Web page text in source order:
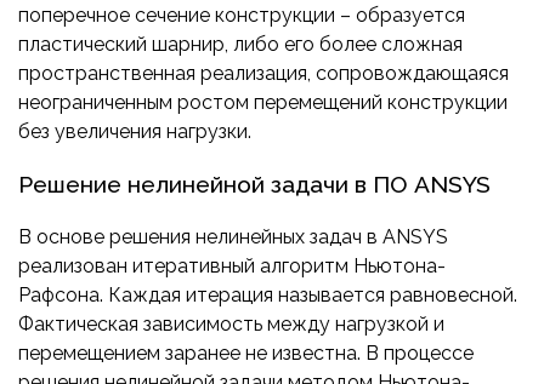
поперечное сечение конструкции – образуется
пластический шарнир, либо его более сложная
пространственная реализация, сопровождающаяся
неограниченным ростом перемещений конструкции
без увеличения нагрузки.
Решение нелинейной задачи в ПО ANSYS
В основе решения нелинейных задач в ANSYS
реализован итеративный алгоритм Ньютона-
Рафсона. Каждая итерация называется равновесной.
Фактическая зависимость между нагрузкой и
перемещением заранее не известна. В процессе